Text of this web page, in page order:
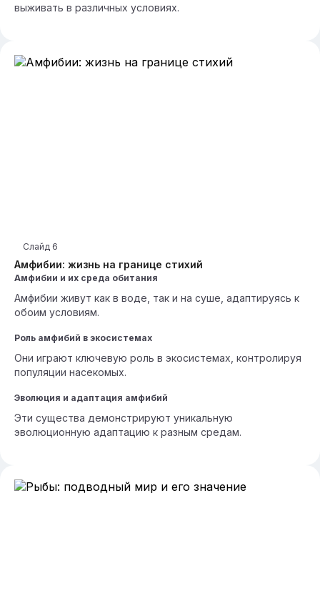
выживать в различных условиях.
Амфибии: жизнь на границе стихий
Слайд 6
Амфибии и их среда обитания
Амфибии живут как в воде, так и на суше, адаптируясь к
обоим условиям.
Роль амфибий в экосистемах
Они играют ключевую роль в экосистемах, контролируя
популяции насекомых.
Эволюция и адаптация амфибий
Эти существа демонстрируют уникальную
эволюционную адаптацию к разным средам.